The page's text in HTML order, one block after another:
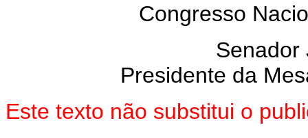
Congresso
Senador
Presidente da
Este texto não substitui o